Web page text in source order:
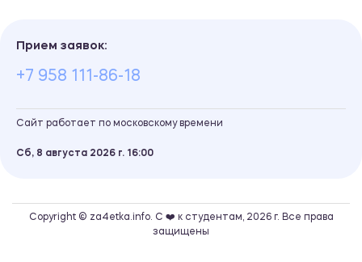
Прием заявок:
+7 958 111-86-18
Сайт работает по московскому времени
Сб, 8 августа 2026 г. 16 00
Copyright © za4etka.info. С ❤️ к студентам, 2026 г. Все права
защищены